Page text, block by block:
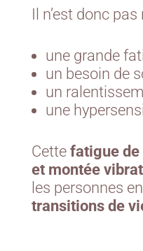
Il n’est donc
une grande
un besoin de
un
une
Cette fatigue
et montée
les personnes en
transitions de